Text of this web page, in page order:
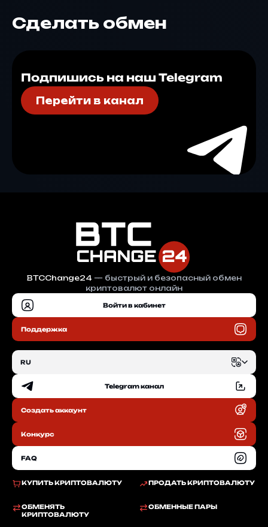
Сделать обмен
Подпишись на наш Telegram
Перейти в канал
BTCChange24— быстрый и безопасный обмен
криптовалют онлайн
Войти в кабинет
Поддержка
КУПИТЬ КРИПТОВАЛЮТУ ПРОДАТЬ КРИПТОВАЛЮТУ
ОБМЕНЯТЬ
КРИПТОВАЛЮТУ
ОБМЕННЫЕ ПАРЫ
RU
EN Telegram канал
Создать аккаунт
Конкурс
FAQ